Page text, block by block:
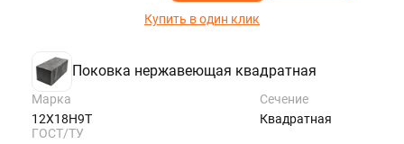
Купить в один клик
Поковка нержавеющая квадратная
Марка
12Х18Н9Т
Сечение
Квадратная
ГОСТ/ТУ